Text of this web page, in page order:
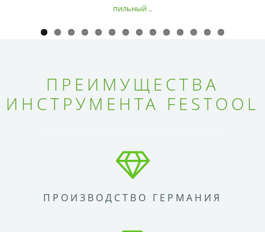
пильный ..
ПРЕИМУЩЕСТВА
ИНСТРУМЕНТА FESTOOL
ПРОИЗВОДСТВО ГЕРМАНИЯ